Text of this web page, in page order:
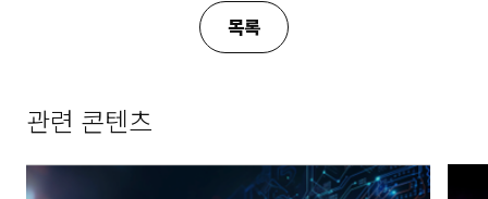
목록
관련 콘텐츠